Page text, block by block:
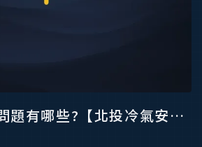
題有哪些?【北投冷氣安
氣安裝】